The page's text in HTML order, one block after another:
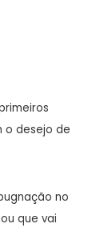
o desejo de
no
que vai